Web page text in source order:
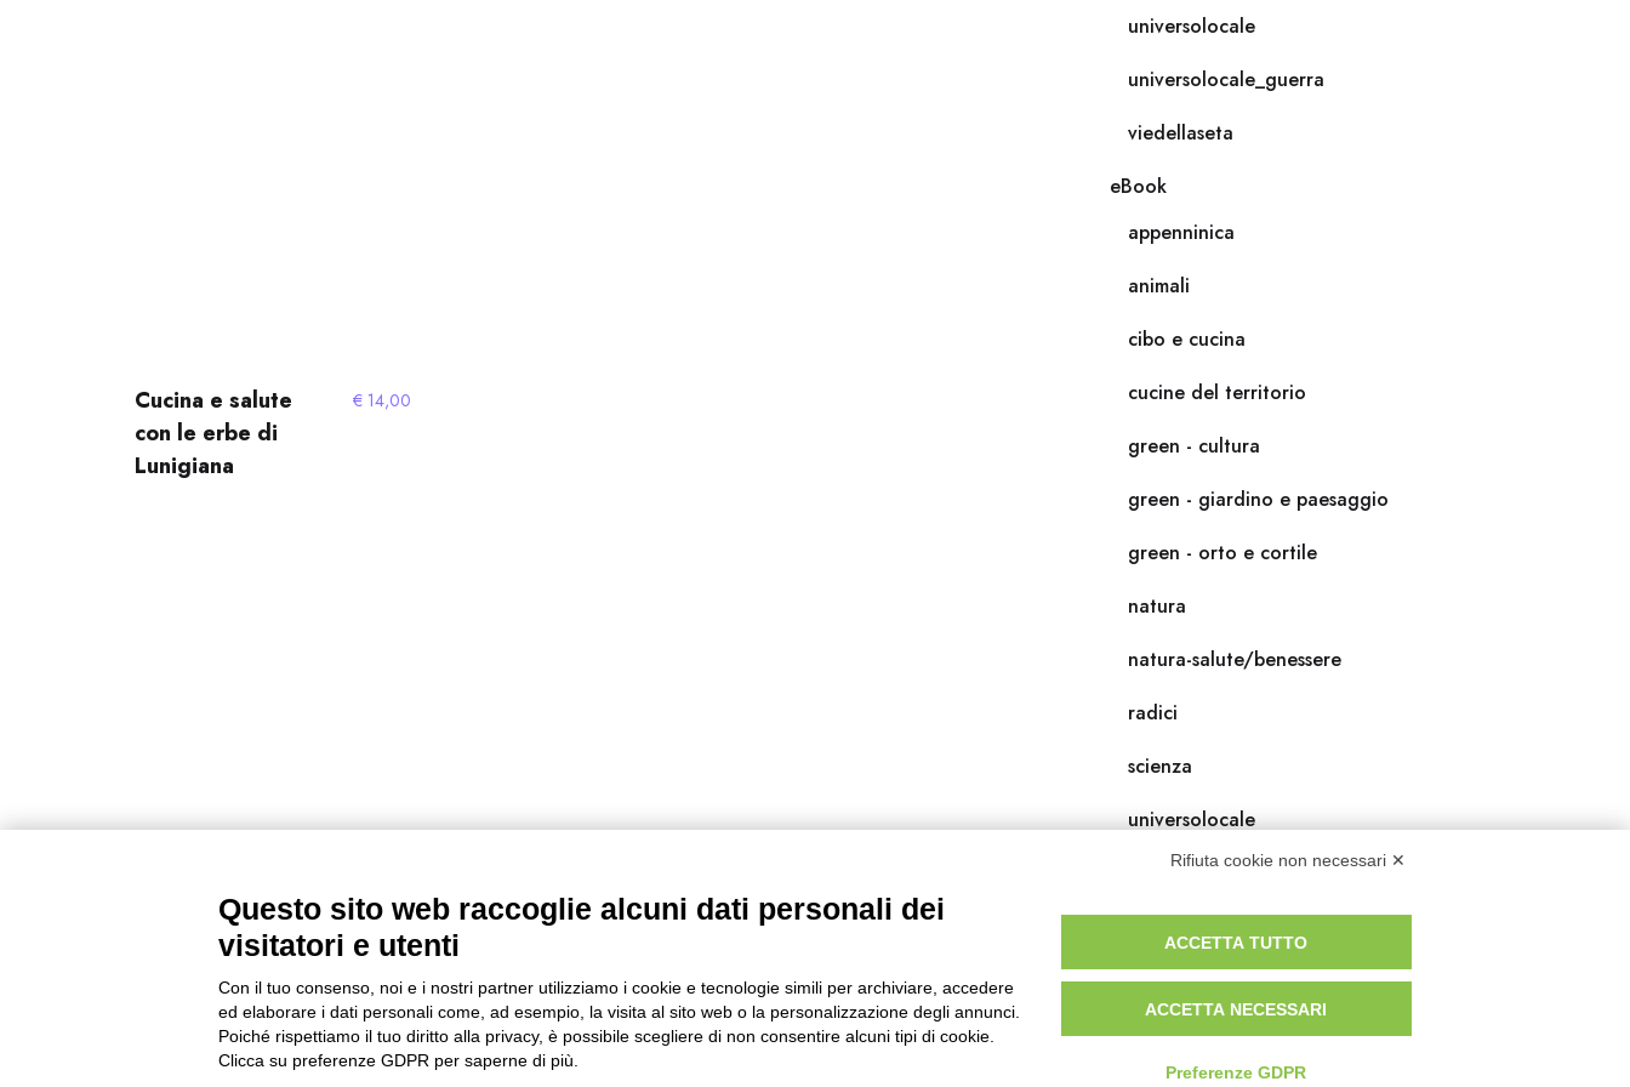
Cucina e salute
con le erbe di
Lunigiana
€14,00
universolocale
universolocale_guerra
viedellaseta
eBook
appenninica
animali
cibo e cucina
cucine del territorio
green - cultura
green - giardino e paesaggio
green - orto e cortile
natura
natura-salute/benessere
radici
scienza
universolocale
viedellaseta
Rifiuta cookie non necessari ✕
Questo sito web raccoglie alcuni dati personali dei
visitatori e utenti
Con il tuo consenso, noi e i nostri partner utilizziamo i cookie e tecnologie simili per archiviare, accedere
ed elaborare i dati personali come, ad esempio, la visita al sito web o la personalizzazione degli annunci.
Poiché rispettiamo il tuo diritto alla privacy, è possibile scegliere di non consentire alcuni tipi di cookie.
Clicca su preferenze GDPR per saperne di più.
ACCETTA TUTTO
ACCETTA NECESSARI
Preferenze GDPR